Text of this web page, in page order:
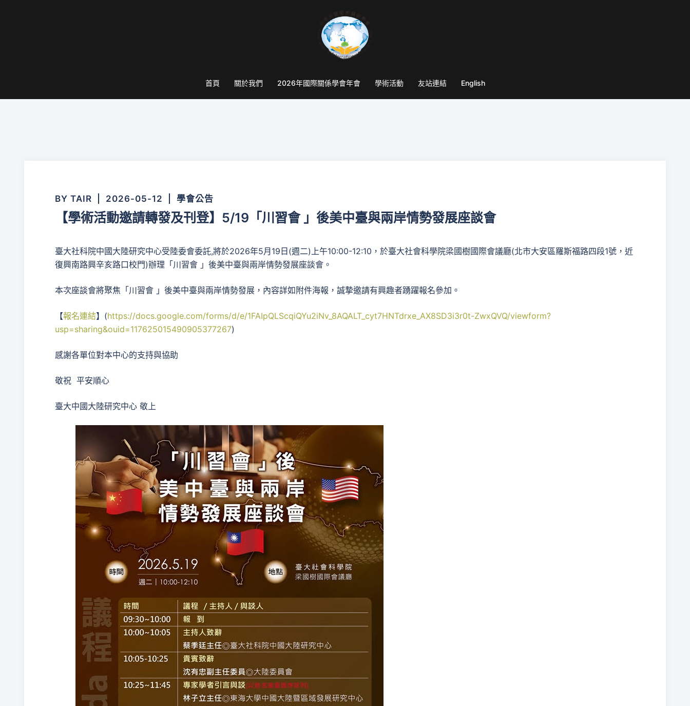
首頁 關於我們 2026年國際關係學會年會 學術活動 友站連結 English
BY TAIR 2026-05-12 學會公告
【學術活動邀請轉發及刊登】5/19「川習會 」後美中臺與兩岸情勢發展座談會
臺大社科院中國大陸研究中心受陸委會委託,將於2026年5月19日(週二)上午10:00-12:10，於臺大社會科學院梁國樹國際會議廳(北市大安區羅斯福路四段1號，近
復興南路興辛亥路口校門)辦理「川習會 」後美中臺與兩岸情勢發展座談會。
本次座談會將聚焦「川習會 」後美中臺與兩岸情勢發展，內容詳如附件海報，誠摯邀請有興趣者踴躍報名參加。
【報名連結】(https://docs.google.com/forms/d/e/1FAIpQLScqiQYu2iNv_8AQALT_cyt7HNTdrxe_AX8SD3i3r0t-ZwxQVQ/viewform?
usp=sharing&ouid=117625015490905377267)
感謝各單位對本中心的支持與協助
敬祝 平安順心
臺大中國大陸研究中心 敬上